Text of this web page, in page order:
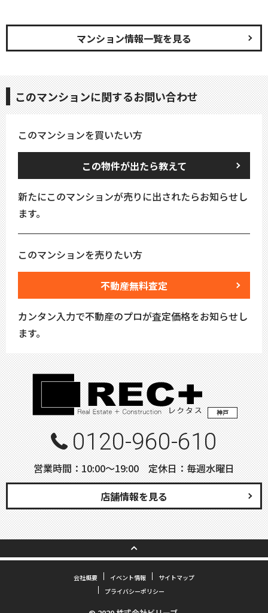
マンション情報一覧を見る
このマンションに関するお問い合わせ
このマンションを買いたい方
この物件が出たら教えて
新たにこのマンションが売りに出されたらお知らせし
ます。
このマンションを売りたい方
不動産無料査定
カンタン入力で不動産のプロが査定価格をお知らせし
ます。
神戸
0120-960-610
営業時間：10:00〜19:00 定休日：毎週水曜日
店舗情報を見る
会社概要 イベント情報
サイトマップ
プライバシーポリシー